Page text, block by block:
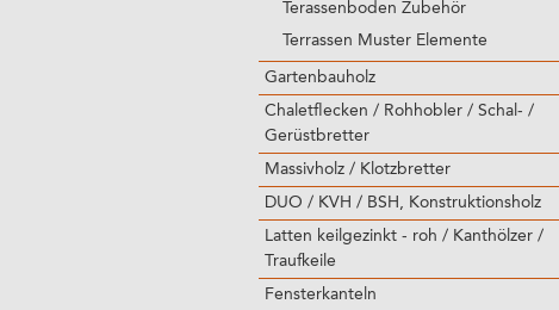
Terassenboden Zubehör
Terrassen Muster Elemente
Gartenbauholz
Chaletflecken / Rohhobler / Schal- /
Gerüstbretter
Massivholz / Klotzbretter
DUO / KVH / BSH, Konstruktionsholz
Latten keilgezinkt - roh / Kanthölzer /
Traufkeile
Fensterkanteln